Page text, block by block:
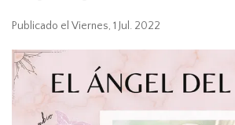
Publicado el Viernes, 1 Jul. 2022